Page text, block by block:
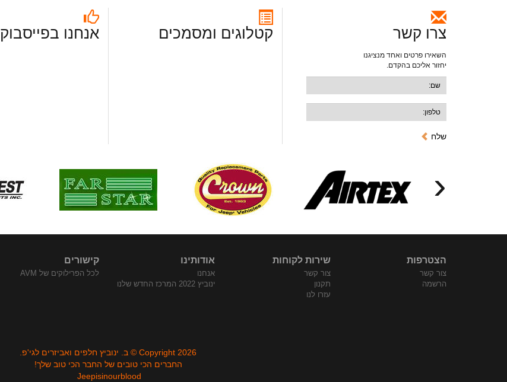
צרו קשר
השאירו פרטים ואחד מנציגנו
יחזור אליכם בהקדם.
שלח
קטלוגים ומסמכים אנחנו בפייסבוק
‹
הצטרפות
צור קשר
הרשמה
שירות לקוחות
צור קשר
תקנון
עזרו לנו
אודותינו
אנחנו
ינוביץ 2022 המרכז החדש שלנו
קישורים
לכל הפרילוקים של AVM
Copyright 2026 © ב. ינוביץ חלפים ואביזרים לגי'פ.
החברים הכי טובים של החבר הכי טוב שלך!
Jeepisinourblood